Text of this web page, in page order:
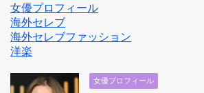
女優プロフィール
海外セレブ
海外セレブファッション
洋楽
女優プロフィール